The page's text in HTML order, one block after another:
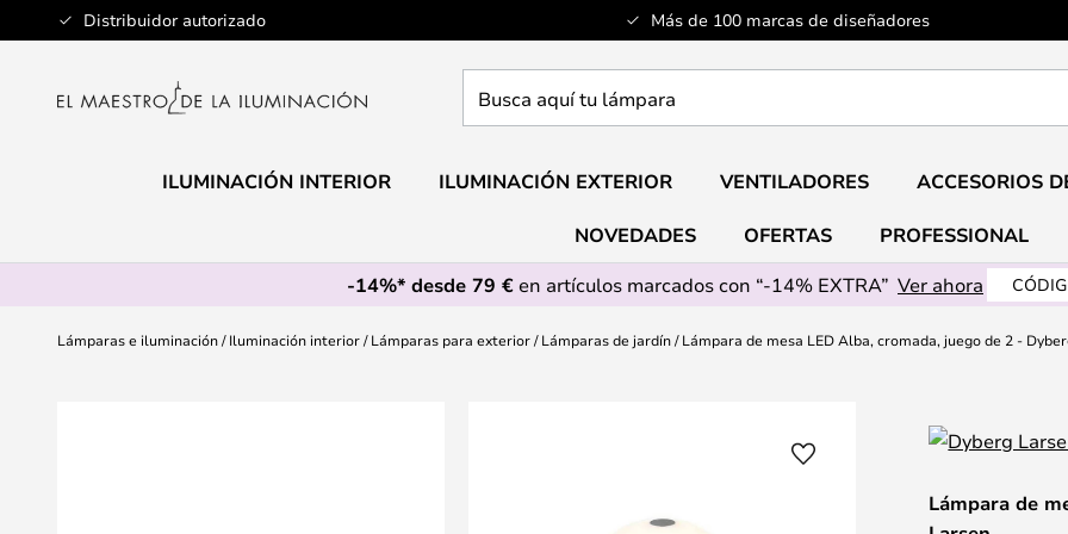
Distribuidor autorizado Más de 100 marcas de diseñadores
Ir
al
aquí
lámpara
ILUMINACIÓN INTERIOR ILUMINACIÓN EXTERIOR VENTILADORES ACCESORIOS
NOVEDADES OFERTAS
PROFESSIONAL
-14%* desde 79 €en artículos marcados con “-14% EXTRA” Ver ahora
Lámparas e iluminación Iluminación interior Lámparas para exterior Lámparas de jardín Lámpara de mesa LED Alba, cromada, juego de 2 -
Lámpara de